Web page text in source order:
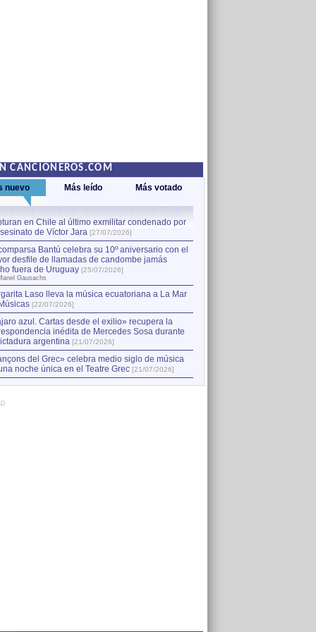
CANCIONEROS.COM
nuevo Más leído Más votado
en Chile al último exmilitar condenado por
de Víctor Jara [27/07/2026]
Bantú celebra su 10º aniversario con el
desfile de llamadas de candombe jamás
fuera de Uruguay [25/07/2026]
Gausachs
Laso lleva la música ecuatoriana a La Mar
[22/07/2026]
azul. Cartas desde el exilio» recupera la
inédita de Mercedes Sosa durante
argentina [21/07/2026]
del Grec» celebra medio siglo de música
noche única en el Teatre Grec [21/07/2026]